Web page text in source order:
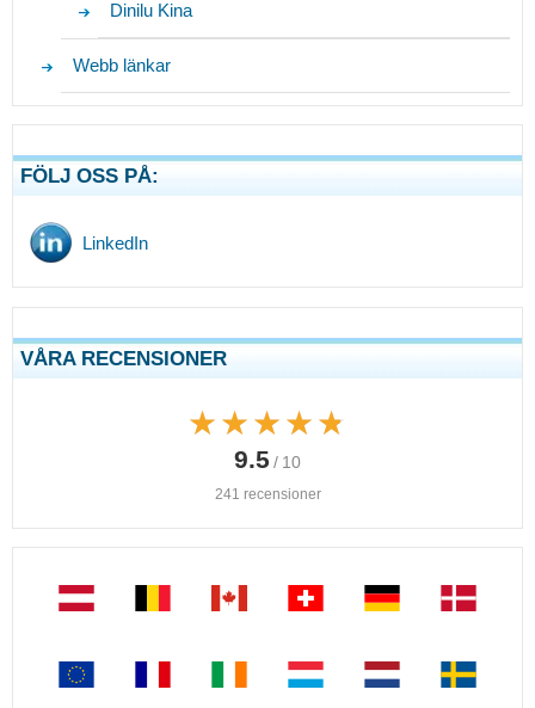
Dinilu Kina
Webb länkar
FÖLJ OSS PÅ:
LinkedIn
VÅRA RECENSIONER
★★★★★
★★★★★
9.5 / 10
241 recensioner